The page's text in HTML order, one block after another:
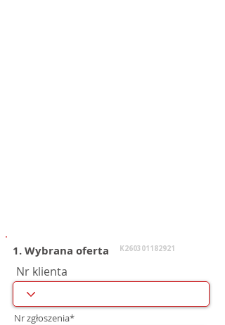
1. Wybrana oferta K260301182921
Nr klienta
Nr zgłoszenia*